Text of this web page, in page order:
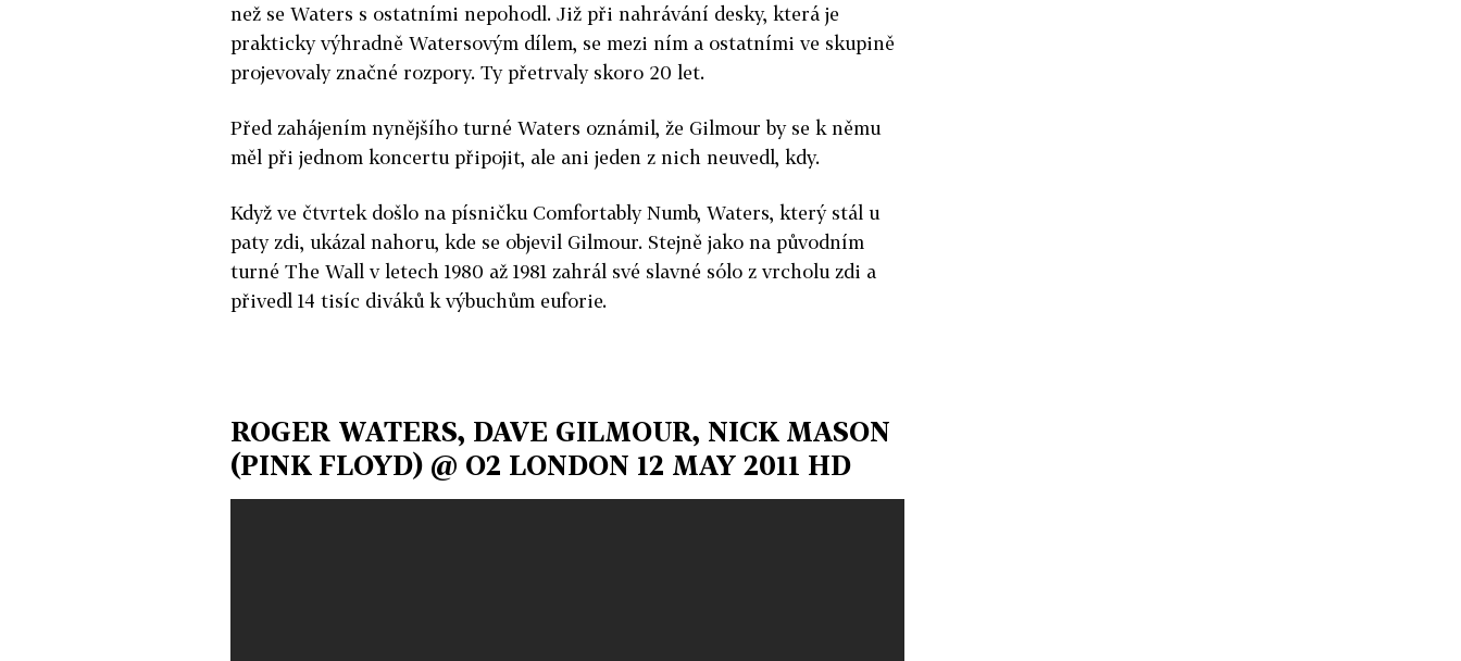
než se Waters s ostatními nepohodl. Již při nahrávání desky, která je
prakticky výhradně Watersovým dílem, se mezi ním a ostatními ve skupině
projevovaly značné rozpory. Ty přetrvaly skoro 20 let.
Před zahájením nynějšího turné Waters oznámil, že Gilmour by se k němu
měl při jednom koncertu připojit, ale ani jeden z nich neuvedl, kdy.
Když ve čtvrtek došlo na písničku Comfortably Numb, Waters, který stál u
paty zdi, ukázal nahoru, kde se objevil Gilmour. Stejně jako na původním
turné The Wall v letech 1980 až 1981 zahrál své slavné sólo z vrcholu zdi a
přivedl 14 tisíc diváků k výbuchům euforie.
ROGER WATERS, DAVE GILMOUR, NICK MASON
(PINK FLOYD) @ O2 LONDON 12 MAY 2011 HD